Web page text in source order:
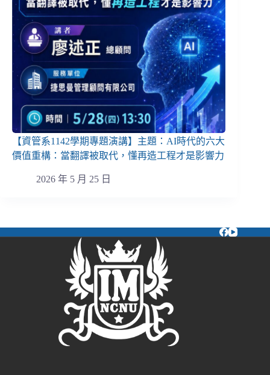
【資管系1142學期專題演講】主題：AI時代的六大
價值重構：當翻譯被取代，懂再造工程才是影響力
2026 年 5 月 25 日